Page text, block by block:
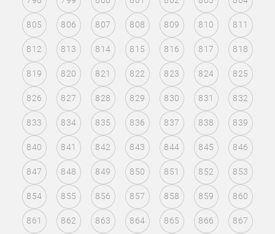
805 806 807 808 809 810 811
812 813 814 815 816 817 818
819 820 821 822 823 824 825
826 827 828 829 830 831 832
833 834 835 836 837 838 839
840 841 842 843 844 845 846
847 848 849 850 851 852 853
854 855 856 857 858 859 860
861 862 863 864 865 866 867